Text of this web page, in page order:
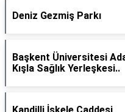
Deniz Gezmiş Parkı
Başkent Üniversitesi
Kışla Sağlık Yerleşkesi..